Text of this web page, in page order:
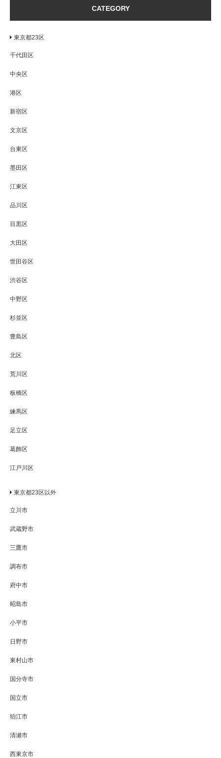
CATEGORY
東京都23区
千代田区
中央区
港区
新宿区
文京区
台東区
墨田区
江東区
品川区
目黒区
大田区
世田谷区
渋谷区
中野区
杉並区
豊島区
北区
荒川区
板橋区
練馬区
足立区
葛飾区
江戸川区
東京都23区以外
立川市
武蔵野市
三鷹市
調布市
府中市
昭島市
小平市
日野市
東村山市
国分寺市
国立市
狛江市
清瀬市
西東京市